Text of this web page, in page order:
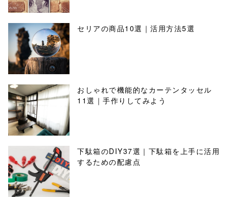
セリアの商品10選｜活用方法5選
おしゃれで機能的なカーテンタッセル
11選｜手作りしてみよう
下駄箱のDIY37選｜下駄箱を上手に活用
するための配慮点